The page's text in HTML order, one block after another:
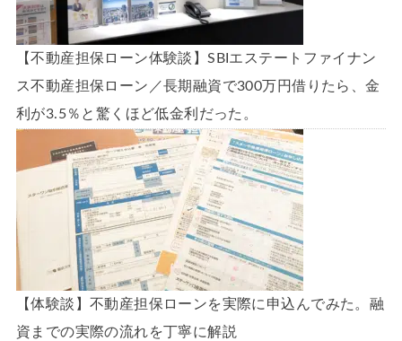
【不動産担保ローン体験談】SBIエステートファイナン
ス不動産担保ローン／長期融資で300万円借りたら、金
利が3.5％と驚くほど低金利だった。
【体験談】不動産担保ローンを実際に申込んでみた。融
資までの実際の流れを丁寧に解説